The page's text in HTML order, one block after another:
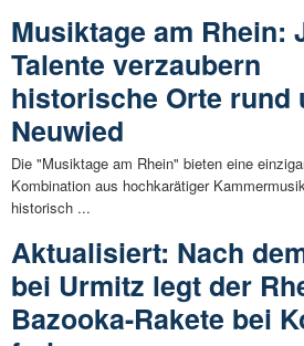
Musiktage am Rhein:
Talente verzaubern
historische Orte rund
Neuwied
Die "Musiktage am Rhein" bieten eine
Kombination aus hochkarätiger
historisch ...
Aktualisiert: Nach
bei Urmitz legt der
Bazooka-Rakete bei